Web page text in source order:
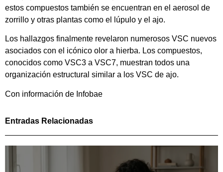
estos compuestos también se encuentran en el aerosol de
zorrillo y otras plantas como el lúpulo y el ajo.
Los hallazgos finalmente revelaron numerosos VSC nuevos
asociados con el icónico olor a hierba. Los compuestos,
conocidos como VSC3 a VSC7, muestran todos una
organización estructural similar a los VSC de ajo.
Con información de Infobae
Entradas Relacionadas